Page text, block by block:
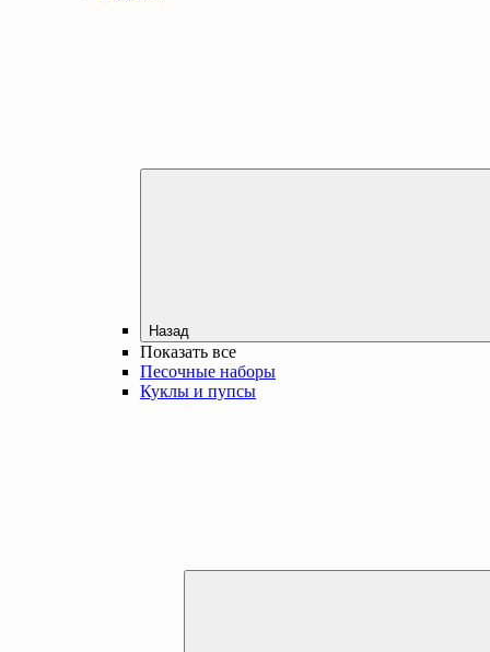
Назад
Показать все
Песочные наборы
Куклы и пупсы